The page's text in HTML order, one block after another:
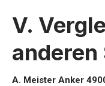
V.
anderen
A. Meister Anker